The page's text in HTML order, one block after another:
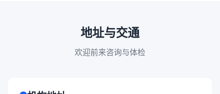
地址与交通
欢迎前来咨询与体检